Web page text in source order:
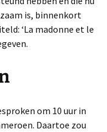
is, binnenkort
‘La madonne et le
om 10 uur in
Daartoe zou